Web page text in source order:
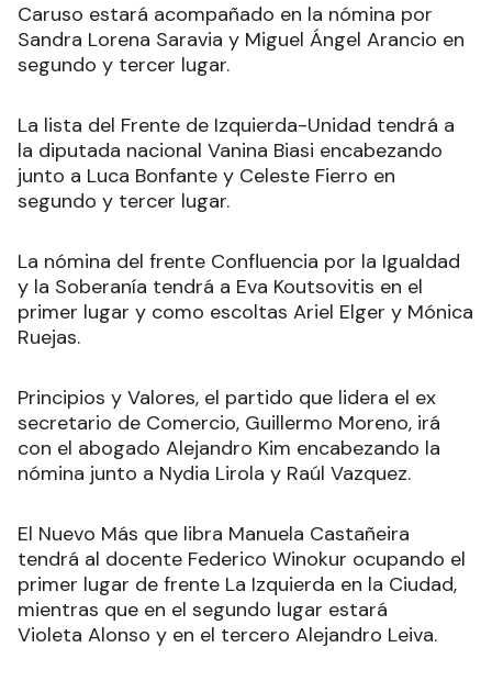
Caruso estará acompañado en la nómina por
Sandra Lorena Saravia y Miguel Ángel Arancio en
segundo y tercer lugar.
La lista del Frente de Izquierda-Unidad tendrá a
la diputada nacional Vanina Biasi encabezando
junto a Luca Bonfante y Celeste Fierro en
segundo y tercer lugar.
La nómina del frente Confluencia por la Igualdad
y la Soberanía tendrá a Eva Koutsovitis en el
primer lugar y como escoltas Ariel Elger y Mónica
Ruejas.
Principios y Valores, el partido que lidera el ex
secretario de Comercio, Guillermo Moreno, irá
con el abogado Alejandro Kim encabezando la
nómina junto a Nydia Lirola y Raúl Vazquez.
El Nuevo Más que libra Manuela Castañeira
tendrá al docente Federico Winokur ocupando el
primer lugar de frente La Izquierda en la Ciudad,
mientras que en el segundo lugar estará
Violeta Alonso y en el tercero Alejandro Leiva.